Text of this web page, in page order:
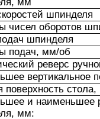
шпинделя
чисел оборотов
шпинделя
подач, мм/об
реверс
вертикальное
поверхность
и наименьшее
мм: